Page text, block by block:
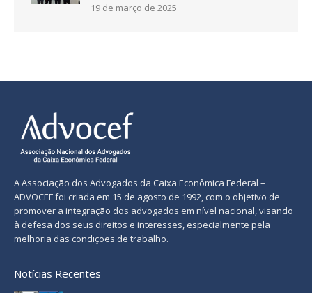
19 de março de 2025
A Associação dos Advogados da Caixa Econômica Federal –
ADVOCEF foi criada em 15 de agosto de 1992, com o objetivo de
promover a integração dos advogados em nível nacional, visando
à defesa dos seus direitos e interesses, especialmente pela
melhoria das condições de trabalho.
Notícias Recentes